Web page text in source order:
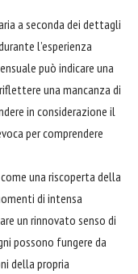
a seconda dei dettagli
l’esperienza
può indicare una
una mancanza di
in considerazione il
per comprendere
una riscoperta della
di intensa
un rinnovato senso di
possono fungere da
della propria